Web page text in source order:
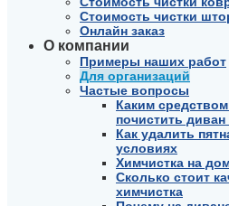
Стоимость чистки
Онлайн заказ
О компании
Примеры наших работ
Для организаций
Частые вопросы
Каким
почистить
Как удалить
условиях
Химчистка на
Сколько стоит
химчистка